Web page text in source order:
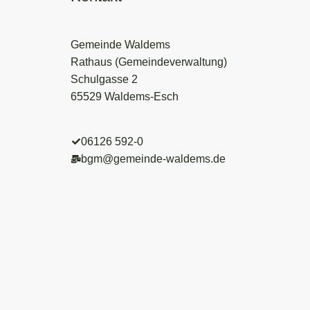
Gemeinde Waldems
Rathaus (Gemeindeverwaltung)
Schulgasse 2
65529 Waldems-Esch
06126 592-0
bgm@gemeinde-waldems.de